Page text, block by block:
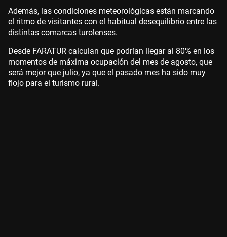
Además, las condiciones meteorológicas están marcando
el ritmo de visitantes con el habitual desequilibrio entre las
distintas comarcas turolenses.
Desde FARATUR calculan que podrían llegar al 80% en los
momentos de máxima ocupación del mes de agosto, que
será mejor que julio, ya que el pasado mes ha sido muy
flojo para el turismo rural.